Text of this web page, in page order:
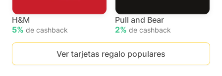
H&M
5% de cashback
Pull and Bear
2% de cashback
Ver tarjetas regalo populares